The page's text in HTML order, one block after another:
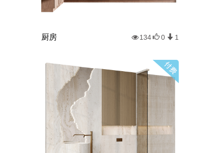
厨房 134 0 1